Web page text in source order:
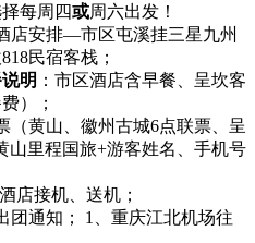
每周四或周六出发！
店安排—市区屯溪挂三星九州
民宿客栈；
明 ：市区酒店含早餐、呈坎客
）；
（黄山、徽州古城6点联票、呈
山里程国旅+游客姓名、手机号
店接机、送机；
团通知； 1、重庆江北机场往